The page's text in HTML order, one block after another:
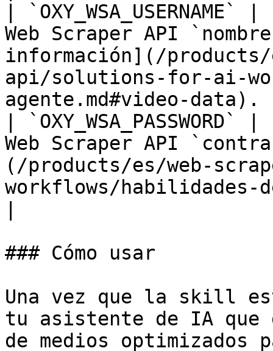
|
Web Scraper API
información](/products/
api/solutions-for-ai-
agente.md#video-
|
Web Scraper API
(/products/es/web-
workflows/habilidades-
### Cómo usar
Una vez que la skill
tu asistente de IA que
de medios optimizados